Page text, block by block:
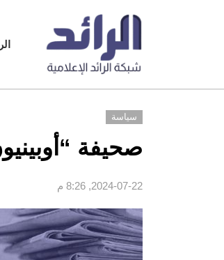
سياسة
صحيفة
2024-07-22, 8:26 م